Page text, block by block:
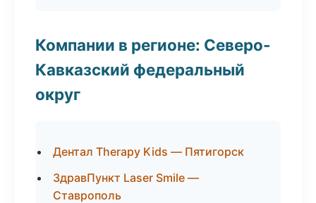
Компании в регионе: Северо-
Кавказский федеральный
округ
Дентал Therapy Kids — Пятигорск
ЗдравПункт Laser Smile —
Ставрополь